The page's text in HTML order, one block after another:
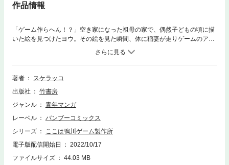
作品情報
「ゲーム作らへん！？」空き家になった祖母の家で、偶然子どもの頃に描
いた絵を見つけたヨウ。その絵を見た瞬間、体に稲妻が走りゲームのアイ
デアが次々と溢れてきて――！？仲間を集めてゼロからゲーム開発！京都
を舞台に繰り広げられる不格好で愛おしい、オトナの青春群像劇。電子版
は連載時のカラーを収録しております！また共通の描き下ろし特典ペーパ
ーを収録しております！★単行本カバー下画像収録★
著者
スケラッコ
出版社
竹書房
ジャンル
青年マンガ
レーベル
バンブーコミックス
シリーズ
ここは鴨川ゲーム製作所
電子版配信開始日
2022/10/17
ファイルサイズ
44.03 MB